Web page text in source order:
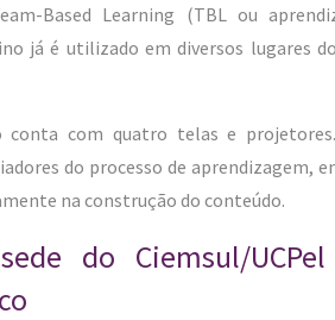
Based Learning (TBL ou
já é utilizado em diversos lugares
conta com quatro telas e
do processo de aprendizagem,
na construção do conteúdo.
do Ciemsul/